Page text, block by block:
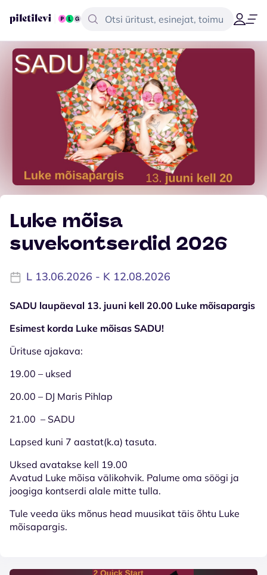
Luke mõisa
suvekontserdid 2026
L 13.06.2026 - K 12.08.2026
SADU laupäeval 13. juuni kell 20.00 Luke mõisapargis
Esimest korda Luke mõisas SADU!
Ürituse ajakava:
19.00 – uksed
20.00 – DJ Maris Pihlap
21.00 – SADU
Lapsed kuni 7 aastat(k.a) tasuta.
Uksed avatakse kell 19.00
Avatud Luke mõisa välikohvik. Palume oma söögi ja
joogiga kontserdi alale mitte tulla.
Tule veeda üks mõnus head muusikat täis õhtu Luke
mõisapargis.